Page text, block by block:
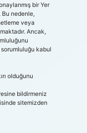
bir Yer
Bu nedenle,
veya
Ancak,
kabul
olduğunu
bildirmeniz
sitemizden